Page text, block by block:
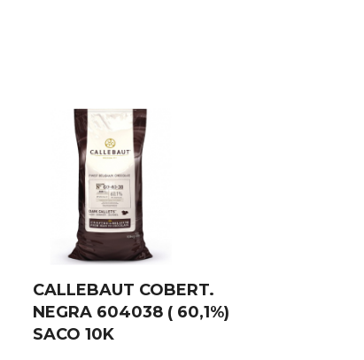
CALLEBAUT COBERT.
NEGRA 604038 ( 60,1%)
SACO 10K